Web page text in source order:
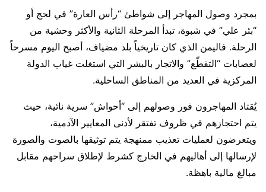
بمجرد وصول المهاجر إلى شواطئ “رأس العارة” في لحج أو
“بئر علي” في شبوة، تبدأ المرحلة الثانية والأكثر وحشية من
الرحلة. فاليمن الذي كان تاريخياً بلد مضياف، أصبح اليوم مسرحاً
لعصابات “التقطّع” والاتجار بالبشر التي استغلت غياب الدولة
المركزية في العديد من المناطق الساحلية.
يُقتاد المهاجرون فور وصولهم إلى “أحواش” سرية نائية، حيث
يتم احتجازهم في ظروف تفتقر لأدنى المعايير الآدمية،
ويتعرضون لعمليات تعذيب ممنهجة يتم توثيقها بالصوت والصورة
لإرسالها إلى أهاليهم في الخارج كشرط لإطلاق سراحهم مقابل
مبالغ مالية باهظة.